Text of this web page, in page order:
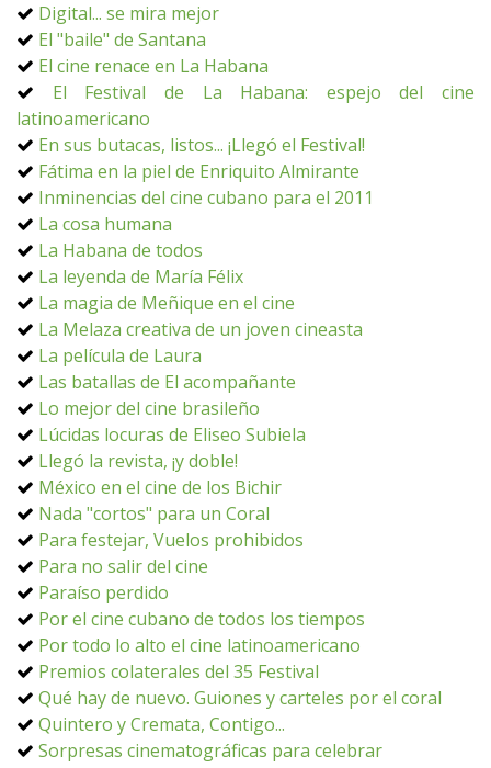
Digital... se mira mejor
El "baile" de Santana
El cine renace en La Habana
El Festival de La Habana: espejo del cine
latinoamericano
En sus butacas, listos... ¡Llegó el Festival!
Fátima en la piel de Enriquito Almirante
Inminencias del cine cubano para el 2011
La cosa humana
La Habana de todos
La leyenda de María Félix
La magia de Meñique en el cine
La Melaza creativa de un joven cineasta
La película de Laura
Las batallas de El acompañante
Lo mejor del cine brasileño
Lúcidas locuras de Eliseo Subiela
Llegó la revista, ¡y doble!
México en el cine de los Bichir
Nada "cortos" para un Coral
Para festejar, Vuelos prohibidos
Para no salir del cine
Paraíso perdido
Por el cine cubano de todos los tiempos
Por todo lo alto el cine latinoamericano
Premios colaterales del 35 Festival
Qué hay de nuevo. Guiones y carteles por el coral
Quintero y Cremata, Contigo...
Sorpresas cinematográficas para celebrar